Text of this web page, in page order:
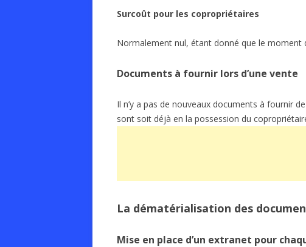
Surcoût pour les copropriétaires
Normalement nul, étant donné que le moment
Documents à fournir lors d’une vente
Il n’y a pas de nouveaux documents à fournir
sont soit déjà en la possession du
La dématérialisation des
Mise en place d’un extranet pour